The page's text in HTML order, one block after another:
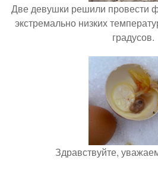
Две девушки решили провести
экстремально низких
градусов.
Здравствуйте,